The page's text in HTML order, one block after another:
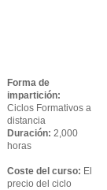
Forma de
impartición:
Ciclos Formativos a
distancia
Duración: 2,000
horas
Coste del curso: El
precio del ciclo